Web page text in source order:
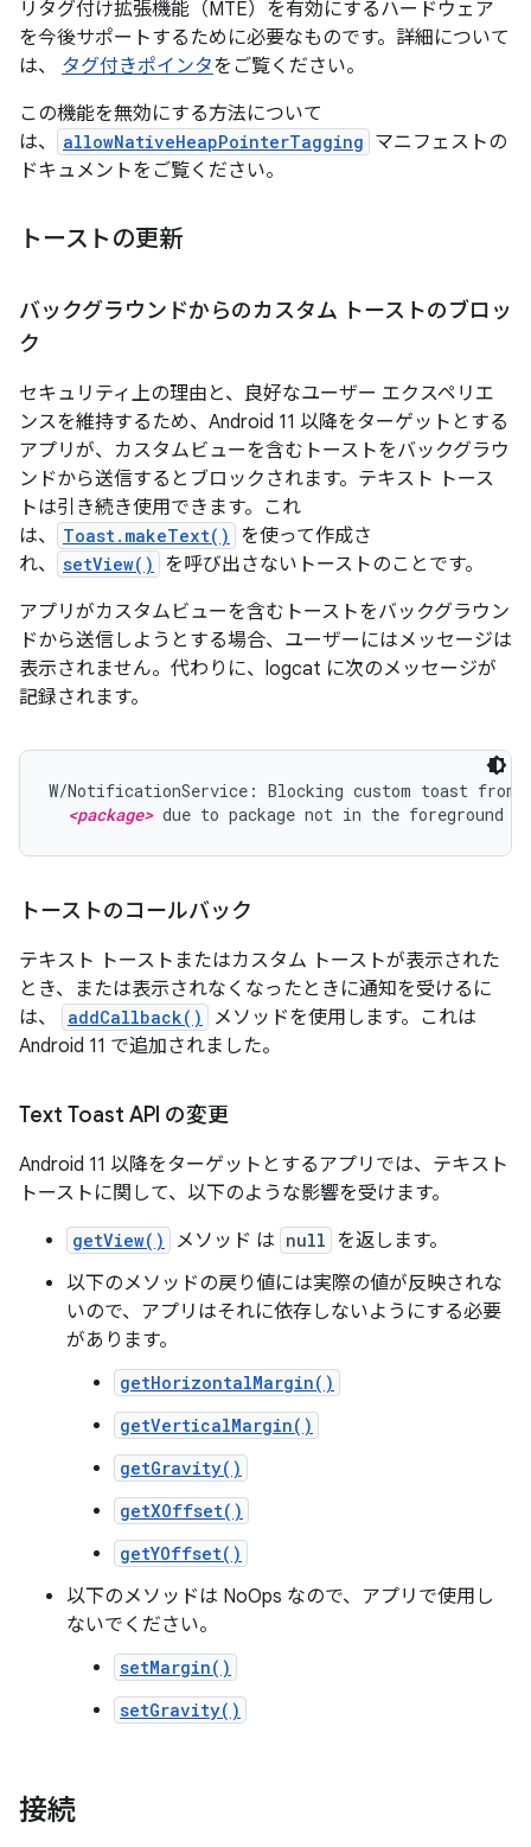
リタグ付け拡張機能（MTE）を有効にするハードウェア
を今後サポートするために必要なものです。詳細について
は、 タグ付きポインタをご覧ください。
この機能を無効にする方法について
は、
allowNativeHeapPointerTagging マニフェストの
ドキュメントをご覧ください。
トーストの更新
バックグラウンドからのカスタム トーストのブロッ
ク
セキュリティ上の理由と、良好なユーザー エクスペリエ
ンスを維持するため、Android 11 以降をターゲットとする
アプリが、カスタムビューを含むトーストをバックグラウ
ンドから送信するとブロックされます。テキスト トース
トは引き続き使用できます。これ
は、
Toast.makeText()
を使って作成さ
れ、
setView()
を呼び出さないトーストのことです。
アプリがカスタムビューを含むトーストをバックグラウン
ドから送信しようとする場合、ユーザーにはメッセージは
表示されません。代わりに、logcat に次のメッセージが
記録されます。
W/NotificationService: Blocking custom toast from
<package> due to package not in the foreground
トーストのコールバック
テキスト トーストまたはカスタム トーストが表示された
とき、または表示されなくなったときに通知を受けるに
は、
addCallback()
メソッドを使用します。これは
Android 11 で追加されました。
Text Toast API の変更
Android 11 以降をターゲットとするアプリでは、テキスト
トーストに関して、以下のような影響を受けます。
getView() メソッド は null を返します。
以下のメソッドの戻り値には実際の値が反映されな
いので、アプリはそれに依存しないようにする必要
があります。
getHorizontalMargin()
getVerticalMargin()
getGravity()
getXOffset()
getYOffset()
以下のメソッドは NoOps なので、アプリで使用し
ないでください。
setMargin()
setGravity()
接続